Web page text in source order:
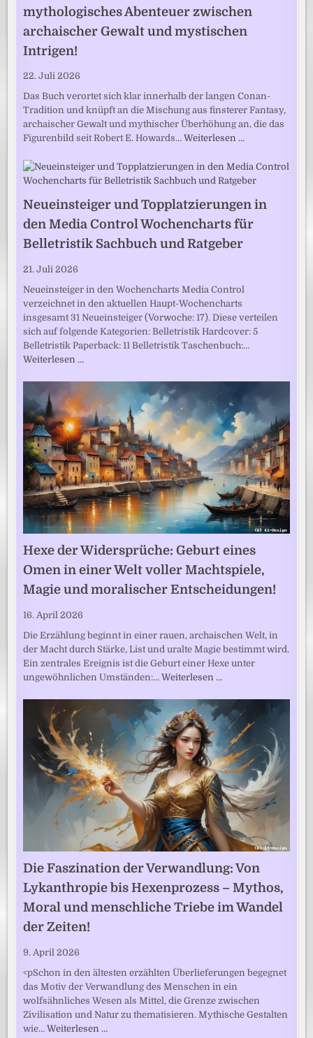
mythologisches Abenteuer zwischen
archaischer Gewalt und mystischen
Intrigen!
22. Juli 2026
Das Buch verortet sich klar innerhalb der langen Conan-
Tradition und knüpft an die Mischung aus finsterer Fantasy,
archaischer Gewalt und mythischer Überhöhung an, die das
Figurenbild seit Robert E. Howards…Weiterlesen …
Neueinsteiger und Topplatzierungen in
den Media Control Wochencharts für
Belletristik Sachbuch und Ratgeber
21. Juli 2026
Neueinsteiger in den Wochencharts Media Control
verzeichnet in den aktuellen Haupt-Wochencharts
insgesamt 31 Neueinsteiger (Vorwoche: 17). Diese verteilen
sich auf folgende Kategorien: Belletristik Hardcover: 5
Belletristik Paperback: 11 Belletristik Taschenbuch:…
Weiterlesen …
Hexe der Widersprüche: Geburt eines
Omen in einer Welt voller Machtspiele,
Magie und moralischer Entscheidungen!
16. April 2026
Die Erzählung beginnt in einer rauen, archaischen Welt, in
der Macht durch Stärke, List und uralte Magie bestimmt wird.
Ein zentrales Ereignis ist die Geburt einer Hexe unter
ungewöhnlichen Umständen:…Weiterlesen …
Die Faszination der Verwandlung: Von
Lykanthropie bis Hexenprozess – Mythos,
Moral und menschliche Triebe im Wandel
der Zeiten!
9. April 2026
<pSchon in den ältesten erzählten Überlieferungen begegnet
das Motiv der Verwandlung des Menschen in ein
wolfsähnliches Wesen als Mittel, die Grenze zwischen
Zivilisation und Natur zu thematisieren. Mythische Gestalten
wie…Weiterlesen …